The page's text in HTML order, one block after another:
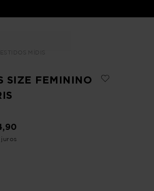
MÍDIS
SIZE FEMININO
,90
juros